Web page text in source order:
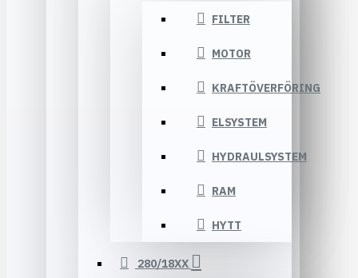
FILTER
MOTOR
KRAFTÖVERFÖRING
ELSYSTEM
HYDRAULSYSTEM
RAM
HYTT
280/18XX